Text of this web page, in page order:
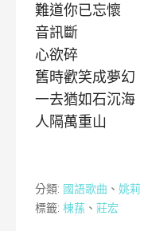
難道你已忘懷
音訊斷
心欲碎
舊時歡笑成夢幻
一去猶如石沉海
人隔萬重山
分類: 國語歌曲 、 姚莉
標籤: 棟蓀 、 莊宏